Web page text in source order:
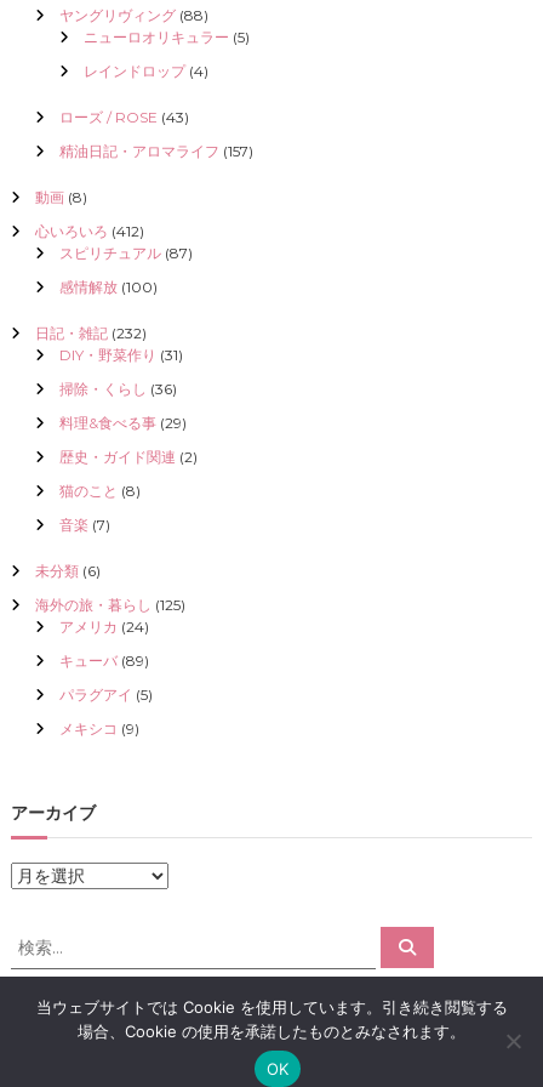
ヤングリヴィング(88)
ニューロオリキュラー (5)
レインドロップ(4)
ローズ / ROSE (43)
精油日記・アロマライフ (157)
動画(8)
心いろいろ (412)
スピリチュアル(87)
感情解放(100)
日記・雑記(232)
DIY・野菜作り (31)
掃除・くらし (36)
料理&食べる事(29)
歴史・ガイド関連 (2)
猫のこと (8)
音楽 (7)
未分類(6)
海外の旅・暮らし (125)
アメリカ (24)
キューバ(89)
パラグアイ (5)
メキシコ (9)
アーカイブ
ア
イ
ブ
検
索
検
索
Copyright © 2026アロマで感情解放｜クリスタライズ All rights reserved.
by ThemeGrill. Powered by
当ウェブサイトでは Cookie を使用しています。引き続き閲覧する
場合、Cookie の使用を承諾したものとみなされます。
OK